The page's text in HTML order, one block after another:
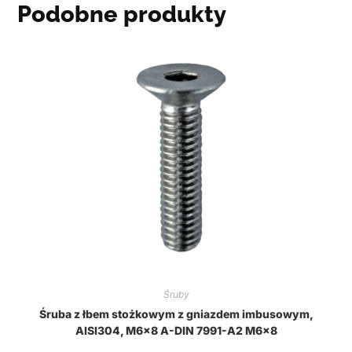
Podobne produkty
Śruby
Śruba z łbem stożkowym z gniazdem imbusowym,
AISI304, M6x8 A-DIN 7991-A2 M6x8